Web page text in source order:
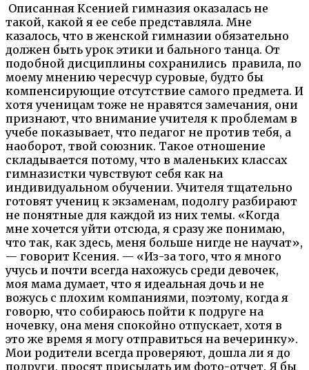
Описанная Ксенией гимназия оказалась не
такой, какой я ее себе представляла. Мне
казалось, что в женской гимназии обязательно
должен быть урок этики и бального танца. От
подобной дисциплины сохранились правила, по
моему мнению чересчур суровые, будто бы
компенсирующие отсутствие самого предмета. И
хотя ученицам тоже не нравятся замечания, они
признают, что внимание учителя к проблемам в
учебе показывает, что педагог не против тебя, а
наоборот, твой союзник. Такое отношение
складывается потому, что в маленьких классах
гимназистки чувствуют себя как на
индивидуальном обучении. Учителя тщательно
готовят учениц к экзаменам, подолгу разбирают
не понятные для каждой из них темы. «Когда
мне хочется уйти отсюда, я сразу же понимаю,
что так, как здесь, меня больше нигде не научат»,
— говорит Ксения. — «Из-за того, что я много
учусь и почти всегда нахожусь среди девочек,
моя мама думает, что я идеальная дочь и не
вожусь с плохим компаниями, поэтому, когда я
говорю, что собираюсь пойти к подруге на
ночевку, она меня спокойно отпускает, хотя в
это же время я могу отправиться на вечеринку».
Мои родители всегда проверяют, дошла ли я до
подруги, просят присылать им фото-отчет. Я бы